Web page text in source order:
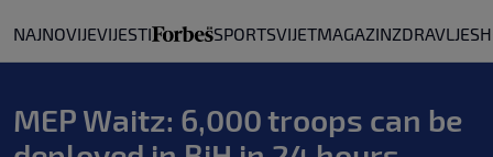
NAJNOVIJEVIJESTI SPORTSVIJETMAGAZINZDRAVLJE
MEP Waitz: 6,000 troops can be